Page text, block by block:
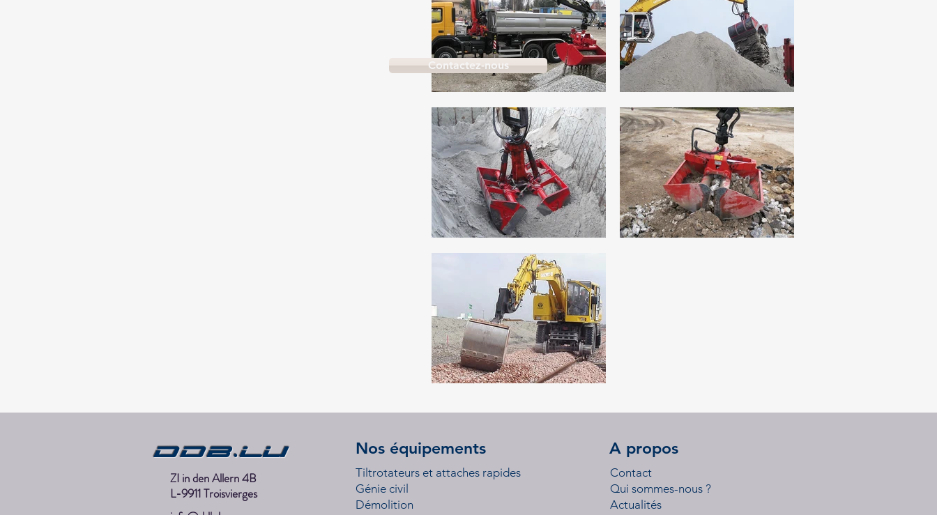
Contactez-nous
DDB.lu
ZI in den Allern 4B
L-9911 Troisvierges
Nos équipements
Tiltrotateurs et attaches rapides
Génie civil
Démolition
A propos
Contact
Qui sommes-nous ?
Actualités